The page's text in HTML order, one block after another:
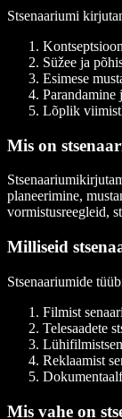
Stsenaariumi
Süžee ja
Esimese
Parandamine
Lõplik
Mis on
planeerimine,
vormistusreegleid,
Milliseid
Stsenaariumide
Filmist
Telesaadete
Reklaamist
Mis vahe on